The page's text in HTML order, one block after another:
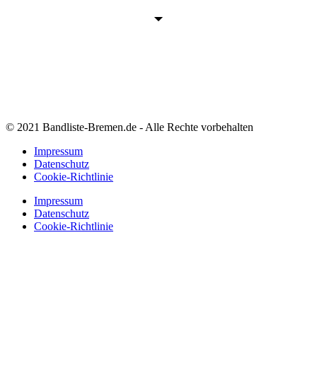
© 2021 Bandliste-Bremen.de - Alle Rechte vorbehalten
Impressum
Datenschutz
Cookie-Richtlinie
Impressum
Datenschutz
Cookie-Richtlinie